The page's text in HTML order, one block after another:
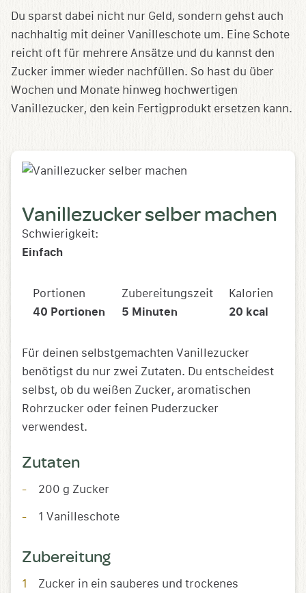
Du sparst dabei nicht nur Geld, sondern gehst auch
nachhaltig mit deiner Vanilleschote um. Eine Schote
reicht oft für mehrere Ansätze und du kannst den
Zucker immer wieder nachfüllen. So hast du über
Wochen und Monate hinweg hochwertigen
Vanillezucker, den kein Fertigprodukt ersetzen kann.
Vanillezucker selber machen
Schwierigkeit:
Einfach
Portionen
40 Portionen
Zubereitungszeit
5 Minuten
Kalorien
20 kcal
Für deinen selbstgemachten Vanillezucker
benötigst du nur zwei Zutaten. Du entscheidest
selbst, ob du weißen Zucker, aromatischen
Rohrzucker oder feinen Puderzucker
verwendest.
Zutaten
200 g Zucker
1 Vanilleschote
Zubereitung
Zucker in ein sauberes und trockenes